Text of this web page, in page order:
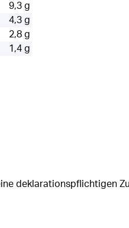
9,3 g
4,3 g
2,8 g
1,4 g
deklarationspflichtigen